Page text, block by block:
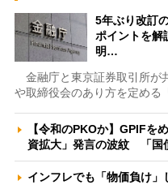
5年ぶり改訂
ポイントを
明…
金融庁と東京証券取引所が
や取締役会のあり方を定める
【令和のPKOか】GPIFを
資拡大」発言の波紋 「国
インフレでも「物価負け